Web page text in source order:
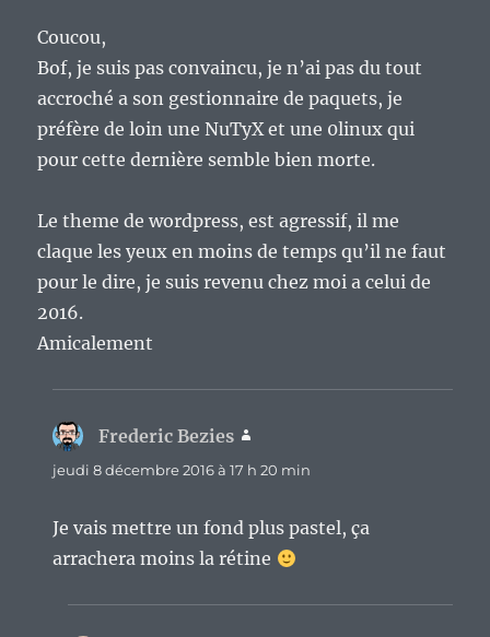
Coucou,
Bof, je suis pas convaincu, je n’ai pas du tout
accroché a son gestionnaire de paquets, je
préfère de loin une NuTyX et une 0linux qui
pour cette dernière semble bien morte.
Le theme de wordpress, est agressif, il me
claque les yeux en moins de temps qu’il ne faut
pour le dire, je suis revenu chez moi a celui de
2016.
Amicalement
Frederic Bezies
jeudi 8 décembre 2016 à 17 h 20 min
Je vais mettre un fond plus pastel, ça
arrachera moins la rétine